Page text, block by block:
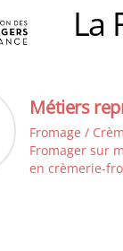
La
Métiers
Fromage /
Fromager sur
en crèmerie-